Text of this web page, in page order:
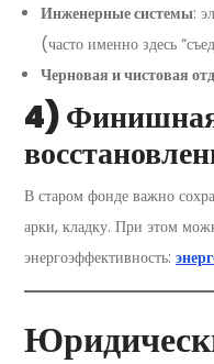
Инженерные системы:
(часто именно здесь
Черновая и чистовая
4) Финишная
В старом фонде важно
арки, кладку. При этом
энергоэффективность: